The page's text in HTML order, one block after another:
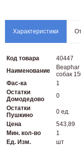
Характеристики
Код товара
40447
Наименование
Beaphar
собак
Фас-ка
1
Остатки
Домодедово
0
Остатки
Пушкино
0 ед.
Цена
543,89
Мин. кол-во
1
Ед. Изм.
шт